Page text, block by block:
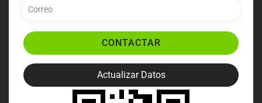
CONTACTAR
Actualizar Datos